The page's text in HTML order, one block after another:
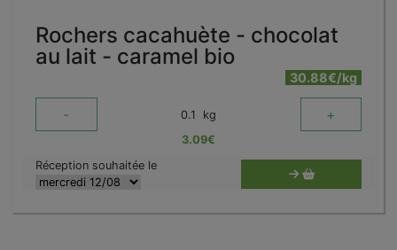
Rochers cacahuète - chocolat
au lait - caramel bio
30.88€/kg
- 0.1 kg +
3.09€
Réception souhaitée le